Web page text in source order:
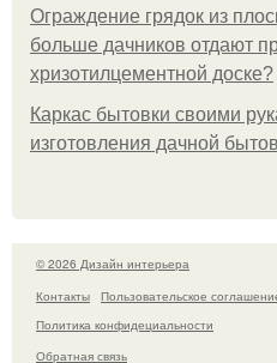
Ограждение грядок из
больше дачников отдают
хризотилцементной доске?
Каркас бытовки своими
изготовления дачной
© 2026 Дизайн интерьера
Контакты
Пользовательское
Политика конфидециальности
Обратная связь